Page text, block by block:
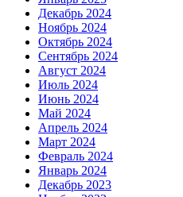
Декабрь 2024
Ноябрь 2024
Октябрь 2024
Сентябрь 2024
Август 2024
Июль 2024
Июнь 2024
Май 2024
Апрель 2024
Март 2024
Февраль 2024
Январь 2024
Декабрь 2023